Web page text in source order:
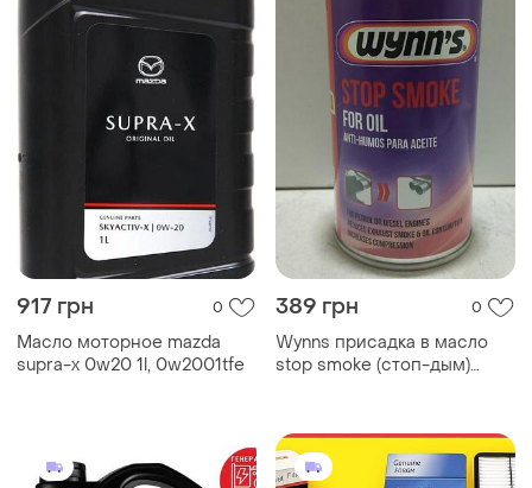
917 грн 0
Масло моторное mazda
supra-x 0w20 1l, 0w2001tfe
389 грн 0
Wynns присадка в масло
stop smoke (стоп-дым)